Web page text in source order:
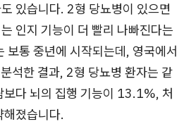
있습니다. 2형 당뇨병이 있으면
인지 기능이 더 빨리 나빠진다는
보통 중년에 시작되는데, 영국에서
석한 결과, 2형 당뇨병 환자는 같
보다 뇌의 집행 기능이 13.1%, 처
졌습니다.